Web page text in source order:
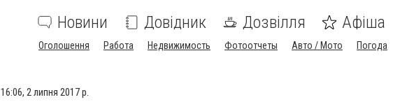
Новини Довідник Дозвілля Афіша
Оголошення Работа Недвижимость Фотоотчеты Авто / Мото Погода
16:06, 2 липня 2017 р.